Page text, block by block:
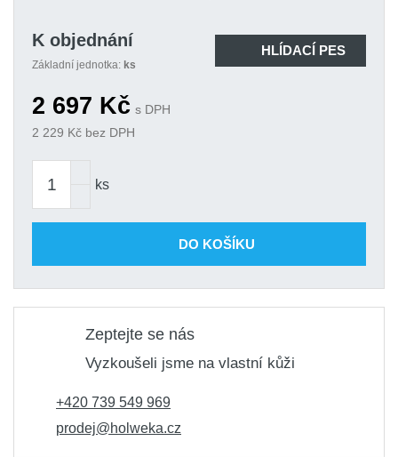
K objednání
Základní jednotka: ks
HLÍDACÍ PES
2 697 Kč s DPH
2 229 Kč bez DPH
ks
DO KOŠÍKU
Zeptejte se nás
Vyzkoušeli jsme na vlastní kůži
+420 739 549 969
prodej@holweka.cz